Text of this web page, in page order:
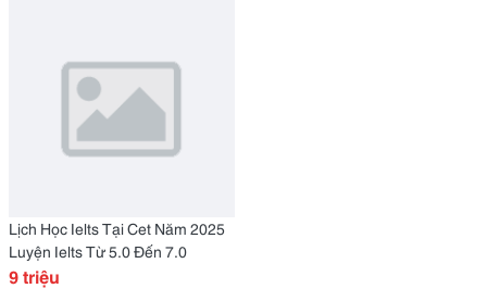
Lịch Học Ielts Tại Cet Năm 2025
Luyện Ielts Từ 5.0 Đến 7.0
9 triệu